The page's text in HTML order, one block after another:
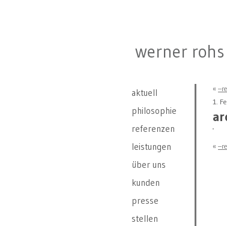
werner rohs
aktuell
philosophie
referenzen
leistungen
über uns
kunden
presse
stellen
«
1.
«